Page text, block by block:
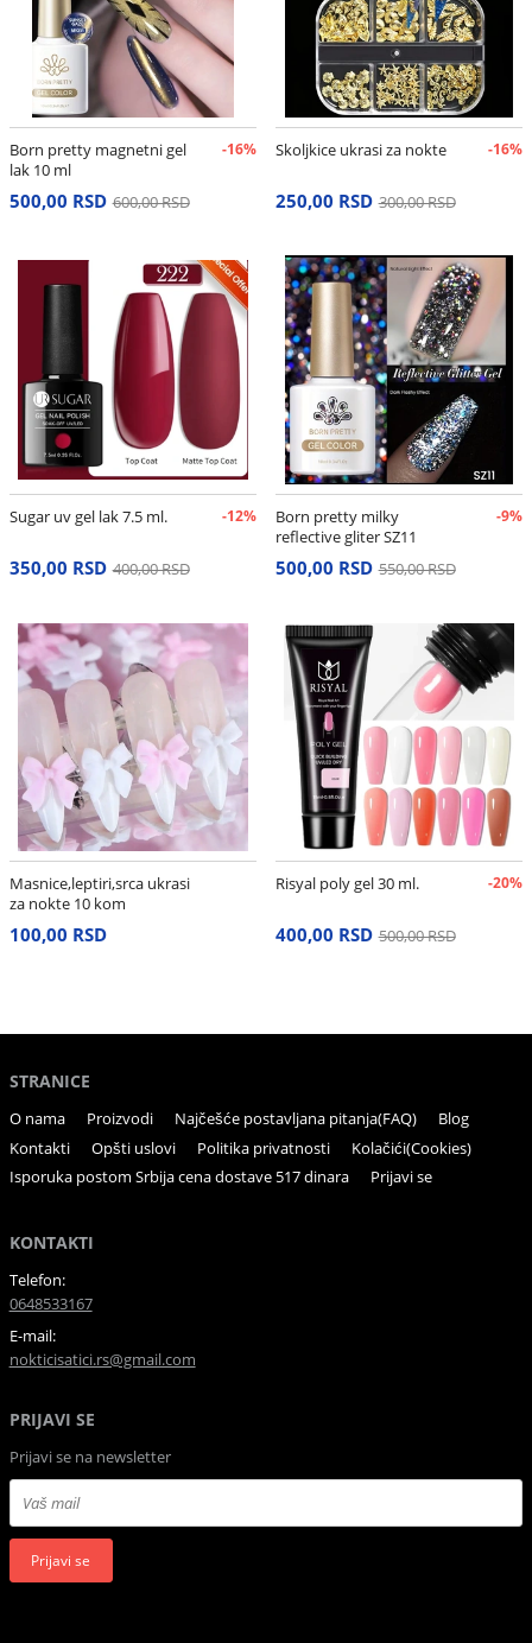
Born pretty magnetni gel
lak 10 ml
-16%
500,00 RSD 600,00 RSD
Skoljkice ukrasi za nokte -16%
250,00 RSD 300,00 RSD
Sugar uv gel lak 7.5 ml. -12%
350,00 RSD 400,00 RSD
Born pretty milky
reflective gliter SZ11
-9%
500,00 RSD 550,00 RSD
Masnice,leptiri,srca ukrasi
za nokte 10 kom
100,00 RSD
Risyal poly gel 30 ml. -20%
400,00 RSD 500,00 RSD
STRANICE
O nama Proizvodi Najčešće postavljana pitanja(FAQ)
Blog
Kontakti
Opšti uslovi Politika privatnosti
Kolačići(Cookies)
Isporuka postom Srbija cena dostave 517 dinara
Prijavi se
KONTAKTI
Telefon:
0648533167
E-mail:
nokticisatici.rs@gmail.com
PRIJAVI SE
Prijavi se na newsletter
Prijavi se